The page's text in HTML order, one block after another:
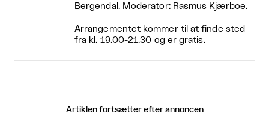
Bergendal. Moderator: Rasmus Kjærboe.
Arrangementet kommer til at finde sted
fra kl. 19.00-21.30 og er gratis.
Artiklen fortsætter efter annoncen